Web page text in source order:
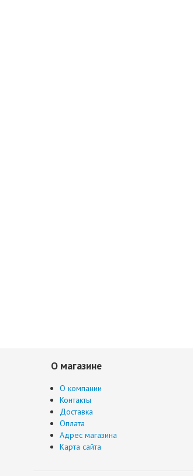
О магазине
О компании
Контакты
Доставка
Оплата
Адрес магазина
Карта сайта